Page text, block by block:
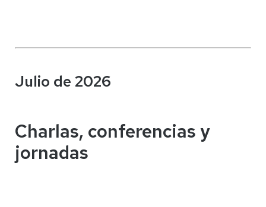
Julio de 2026
Charlas, conferencias y
jornadas